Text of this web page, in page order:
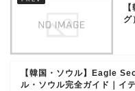
グ
【韓国・ソウル】Eagle
ル・ソウル完全ガイド｜イ